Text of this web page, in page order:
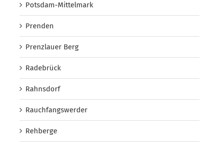
Potsdam-Mittelmark
Prenden
Prenzlauer Berg
Radebrück
Rahnsdorf
Rauchfangswerder
Rehberge